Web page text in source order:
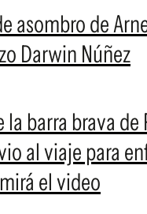
asombro de
Darwin Núñez
la barra brava
al viaje para
el video